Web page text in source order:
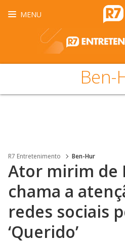
MENU
Ben-
R7 Entretenimento Ben-Hur
Ator mirim de
chama a
redes sociais
‘Querido’